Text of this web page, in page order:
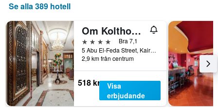
senaste
3
dagarna
för
ett
rum
i
helgen.
axel
som
visar
det
genomsnittliga
rumspriset.
Se alla 389 hotell
Om Kolthoom Hotel
4 stjärnor
Bra 7,1
5 Abu El-Feda Street, Kairo, Egypten
2,9 km från centrum
518 kr
Visa
erbjudande